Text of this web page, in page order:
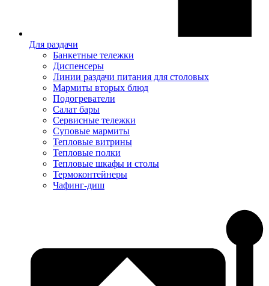
Для раздачи
Банкетные тележки
Диспенсеры
Линии раздачи питания для столовых
Мармиты вторых блюд
Подогреватели
Салат бары
Сервисные тележки
Суповые мармиты
Тепловые витрины
Тепловые полки
Тепловые шкафы и столы
Термоконтейнеры
Чафинг-диш